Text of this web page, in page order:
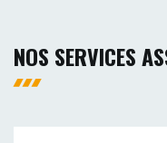
NOS SERVICES